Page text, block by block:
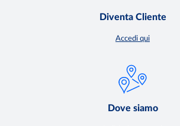
Diventa Cliente
Accedi qui
Dove siamo